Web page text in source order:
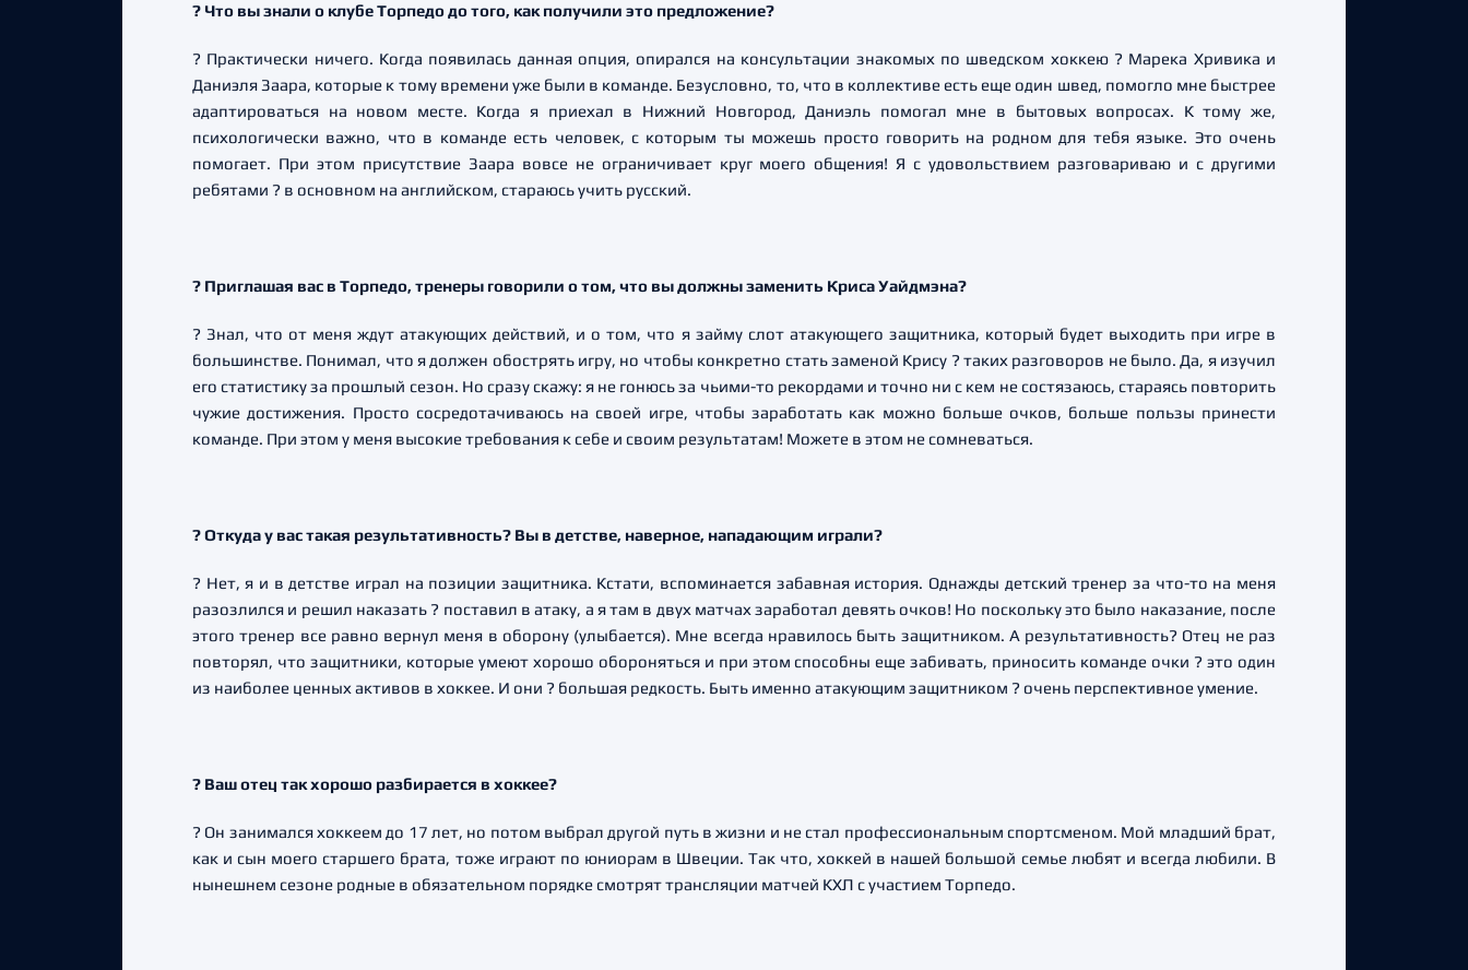
? Что вы знали о клубе Торпедо до того, как получили это предложение?
? Практически ничего. Когда появилась данная опция, опирался на консультации знакомых по шведском хоккею ? Марека Хривика и
Даниэля Заара, которые к тому времени уже были в команде. Безусловно, то, что в коллективе есть еще один швед, помогло мне быстрее
адаптироваться на новом месте. Когда я приехал в Нижний Новгород, Даниэль помогал мне в бытовых вопросах. К тому же,
психологически важно, что в команде есть человек, с которым ты можешь просто говорить на родном для тебя языке. Это очень
помогает. При этом присутствие Заара вовсе не ограничивает круг моего общения! Я с удовольствием разговариваю и с другими
ребятами ? в основном на английском, стараюсь учить русский.
? Приглашая вас в Торпедо, тренеры говорили о том, что вы должны заменить Криса Уайдмэна?
? Знал, что от меня ждут атакующих действий, и о том, что я займу слот атакующего защитника, который будет выходить при игре в
большинстве. Понимал, что я должен обострять игру, но чтобы конкретно стать заменой Крису ? таких разговоров не было. Да, я изучил
его статистику за прошлый сезон. Но сразу скажу: я не гонюсь за чьими-то рекордами и точно ни с кем не состязаюсь, стараясь повторить
чужие достижения. Просто сосредотачиваюсь на своей игре, чтобы заработать как можно больше очков, больше пользы принести
команде. При этом у меня высокие требования к себе и своим результатам! Можете в этом не сомневаться.
? Откуда у вас такая результативность? Вы в детстве, наверное, нападающим играли?
? Нет, я и в детстве играл на позиции защитника. Кстати, вспоминается забавная история. Однажды детский тренер за что-то на меня
разозлился и решил наказать ? поставил в атаку, а я там в двух матчах заработал девять очков! Но поскольку это было наказание, после
этого тренер все равно вернул меня в оборону (улыбается). Мне всегда нравилось быть защитником. А результативность? Отец не раз
повторял, что защитники, которые умеют хорошо обороняться и при этом способны еще забивать, приносить команде очки ? это один
из наиболее ценных активов в хоккее. И они ? большая редкость. Быть именно атакующим защитником ? очень перспективное умение.
? Ваш отец так хорошо разбирается в хоккее?
? Он занимался хоккеем до 17 лет, но потом выбрал другой путь в жизни и не стал профессиональным спортсменом. Мой младший брат,
как и сын моего старшего брата, тоже играют по юниорам в Швеции. Так что, хоккей в нашей большой семье любят и всегда любили. В
нынешнем сезоне родные в обязательном порядке смотрят трансляции матчей КХЛ с участием Торпедо.